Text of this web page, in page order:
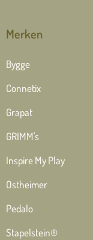
Merken
Bygge
Connetix
Grapat
GRIMM's
Inspire My Play
Ostheimer
Pedalo
Stapelstein®